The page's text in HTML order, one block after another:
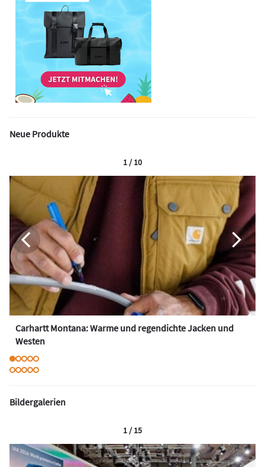
Neue Produkte
Carhartt Montana: Warme und regendichte Jacken und
Westen
1 / 10
Bildergalerien
1 / 15